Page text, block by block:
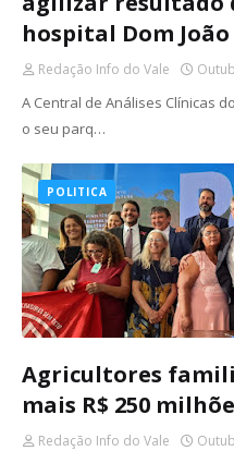
hospital Dom João
Redação Info do Vale
A Central de Análises Clínicas
o seu parq…
POLITICA
Agricultores
mais R$ 250
Redação Info do Vale